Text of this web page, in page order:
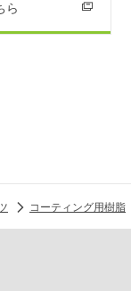
ら
コーティング用樹脂